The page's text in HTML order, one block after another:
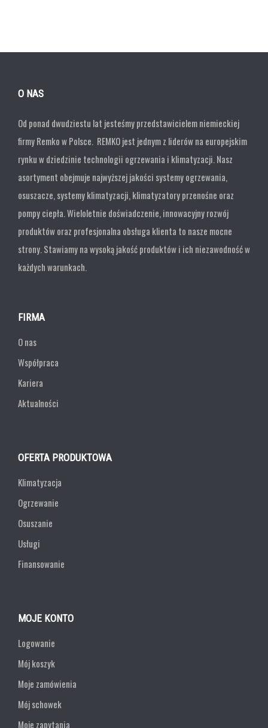
O NAS
Od ponad dwudziestu lat jesteśmy przedstawicielem niemieckiej
firmy Remko w Polsce. REMKO jest jednym z liderów na europejskim
rynku w dziedzinie technologii ogrzewania i klimatyzacji. Nasz
asortyment obejmuje najwyższej jakości systemy ogrzewania,
osuszacze, systemy klimatyzacji, klimatyzatory przenośne oraz
pompy ciepła. Wieloletnie doświadczenie, innowacyjny rozwój
produktów oraz profesjonalna obsługa klienta to nasze mocne
strony. Stawiamy na wysoką jakość produktów i ich niezawodność w
każdych warunkach.
FIRMA
O nas
Współpraca
Kariera
Aktualności
OFERTA PRODUKTOWA
Klimatyzacja
Ogrzewanie
Osuszanie
Usługi
Finansowanie
MOJE KONTO
Logowanie
Mój koszyk
Moje zamówienia
Mój schowek
Moje zapytania